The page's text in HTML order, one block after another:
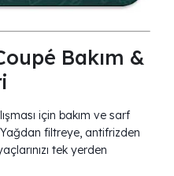
Bakım &
için bakım ve sarf
filtreye, antifrizden
tek yerden